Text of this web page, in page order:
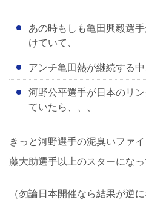
あの時もしも亀田興毅選
けていて、
アンチ亀田熱が継続する中
河野公平選手が日本のリ
ていたら、、、
きっと河野選手の泥臭いファ
藤大助選手以上のスターになっ
（勿論日本開催なら結果が逆